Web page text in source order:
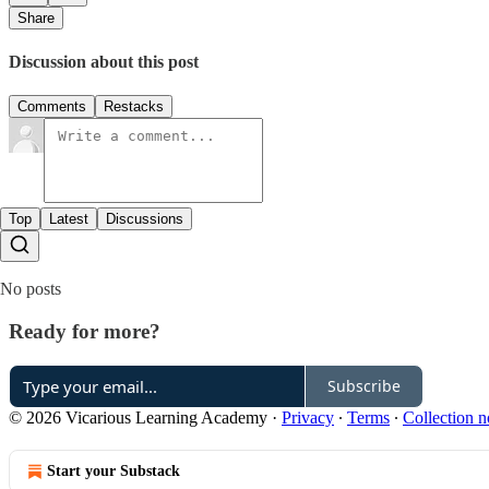
Share
Discussion about this post
Comments Restacks
Top Latest Discussions
No posts
Ready for more?
Subscribe
© 2026 Vicarious Learning Academy · Privacy ∙ Terms ∙ Collection
Start your Substack